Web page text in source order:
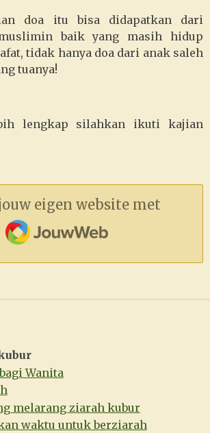
doa itu bisa didapatkan dari
baik yang masih hidup
tidak hanya doa dari anak saleh
tuanya!
lengkap silahkan ikuti kajian
eigen website met
JouwWeb
Wanita
melarang ziarah kubur
waktu untuk berziarah